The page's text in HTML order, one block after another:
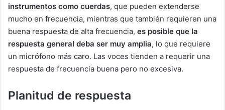
instrumentos como cuerdas, que pueden extenderse
mucho en frecuencia, mientras que también requieren una
buena respuesta de alta frecuencia, es posible que la
respuesta general deba ser muy amplia, lo que requiere
un micrófono más caro. Las voces tienden a requerir una
respuesta de frecuencia buena pero no excesiva.
Planitud de respuesta